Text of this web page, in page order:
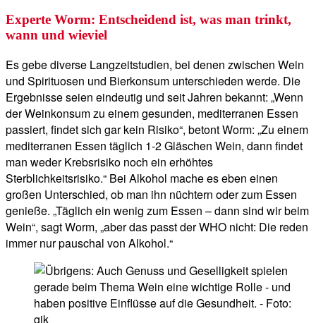
Experte Worm: Entscheidend ist, was man trinkt,
wann und wieviel
Es gebe diverse Langzeitstudien, bei denen zwischen Wein
und Spirituosen und Bierkonsum unterschieden werde. Die
Ergebnisse seien eindeutig und seit Jahren bekannt: „Wenn
der Weinkonsum zu einem gesunden, mediterranen Essen
passiert, findet sich gar kein Risiko“, betont Worm: „Zu einem
mediterranen Essen täglich 1-2 Gläschen Wein, dann findet
man weder Krebsrisiko noch ein erhöhtes
Sterblichkeitsrisiko.“ Bei Alkohol mache es eben einen
großen Unterschied, ob man ihn nüchtern oder zum Essen
genieße. „Täglich ein wenig zum Essen – dann sind wir beim
Wein“, sagt Worm, „aber das passt der WHO nicht: Die reden
immer nur pauschal von Alkohol.“